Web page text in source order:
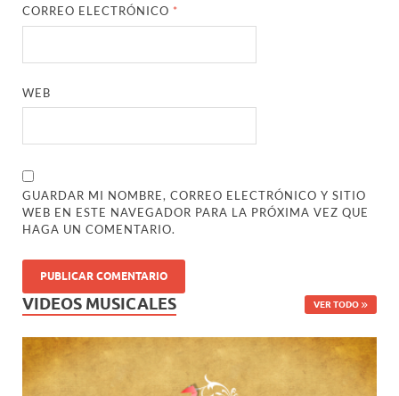
CORREO ELECTRÓNICO *
WEB
GUARDAR MI NOMBRE, CORREO ELECTRÓNICO Y SITIO
WEB EN ESTE NAVEGADOR PARA LA PRÓXIMA VEZ QUE
HAGA UN COMENTARIO.
VIDEOS MUSICALES VER TODO